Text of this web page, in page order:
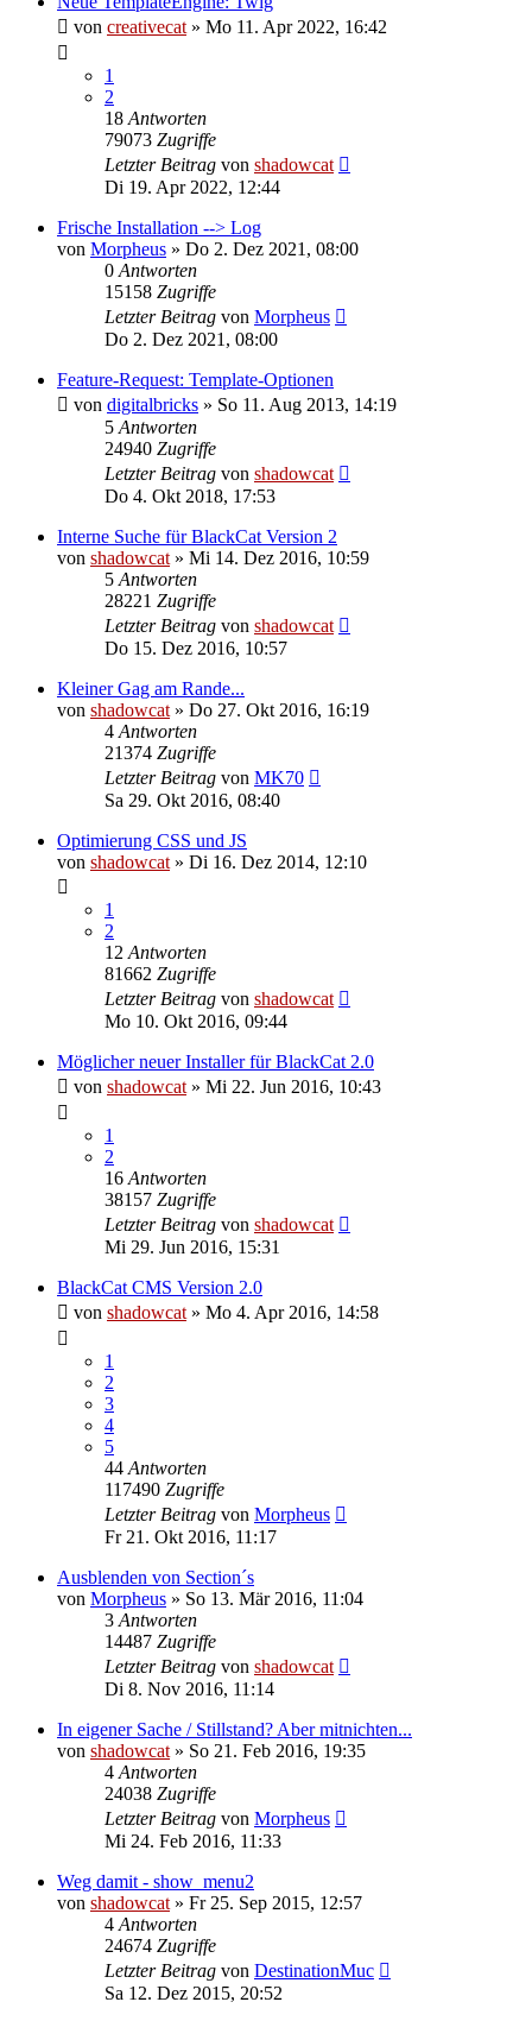
von creativecat » Mo 11. Apr 2022, 16:42
1
2
18 Antworten
79073 Zugriffe
Letzter Beitrag von shadowcat
Di 19. Apr 2022, 12:44
Frische Installation --> Log
von Morpheus » Do 2. Dez 2021, 08:00
0 Antworten
15158 Zugriffe
Letzter Beitrag von Morpheus
Do 2. Dez 2021, 08:00
Feature-Request: Template-Optionen
von digitalbricks » So 11. Aug 2013, 14:19
5 Antworten
24940 Zugriffe
Letzter Beitrag von shadowcat
Do 4. Okt 2018, 17:53
Interne Suche für BlackCat Version 2
von shadowcat » Mi 14. Dez 2016, 10:59
5 Antworten
28221 Zugriffe
Letzter Beitrag von shadowcat
Do 15. Dez 2016, 10:57
Kleiner Gag am Rande...
von shadowcat » Do 27. Okt 2016, 16:19
4 Antworten
21374 Zugriffe
Letzter Beitrag von MK70
Sa 29. Okt 2016, 08:40
Optimierung CSS und JS
von shadowcat » Di 16. Dez 2014, 12:10
1
2
12 Antworten
81662 Zugriffe
Letzter Beitrag von shadowcat
Mo 10. Okt 2016, 09:44
Möglicher neuer Installer für BlackCat 2.0
von shadowcat » Mi 22. Jun 2016, 10:43
1
2
16 Antworten
38157 Zugriffe
Letzter Beitrag von shadowcat
Mi 29. Jun 2016, 15:31
BlackCat CMS Version 2.0
von shadowcat » Mo 4. Apr 2016, 14:58
1
2
3
4
5
44 Antworten
117490 Zugriffe
Letzter Beitrag von Morpheus
Fr 21. Okt 2016, 11:17
Ausblenden von Section´s
von Morpheus » So 13. Mär 2016, 11:04
3 Antworten
14487 Zugriffe
Letzter Beitrag von shadowcat
Di 8. Nov 2016, 11:14
In eigener Sache / Stillstand? Aber mitnichten...
von shadowcat » So 21. Feb 2016, 19:35
4 Antworten
24038 Zugriffe
Letzter Beitrag von Morpheus
Mi 24. Feb 2016, 11:33
Weg damit - show_menu2
von shadowcat » Fr 25. Sep 2015, 12:57
4 Antworten
24674 Zugriffe
Letzter Beitrag von DestinationMuc
Sa 12. Dez 2015, 20:52